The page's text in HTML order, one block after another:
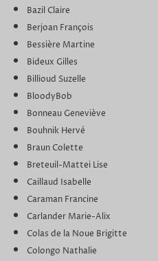
Bazil Claire
Berjoan François
Bessière Martine
Bideux Gilles
Billioud Suzelle
BloodyBob
Bonneau Geneviève
Bouhnik Hervé
Braun Colette
Breteuil-Mattei Lise
Caillaud Isabelle
Caraman Francine
Carlander Marie-Alix
Colas de la Noue Brigitte
Colongo Nathalie